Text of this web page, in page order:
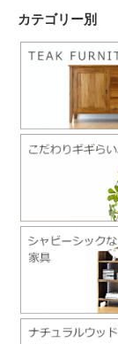
カテゴリー別